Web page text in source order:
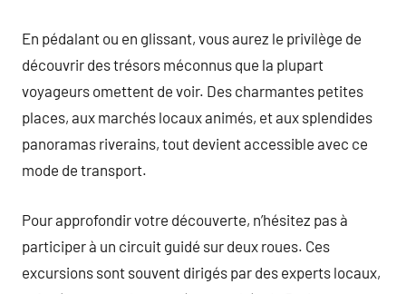
En pédalant ou en glissant, vous aurez le privilège de
découvrir des trésors méconnus que la plupart
voyageurs omettent de voir. Des charmantes petites
places, aux marchés locaux animés, et aux splendides
panoramas riverains, tout devient accessible avec ce
mode de transport.
Pour approfondir votre découverte, n’hésitez pas à
participer à un circuit guidé sur deux roues. Ces
excursions sont souvent dirigés par des experts locaux,